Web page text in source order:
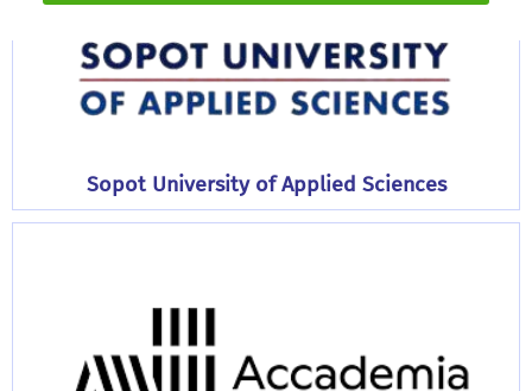
Sopot University of Applied Sciences